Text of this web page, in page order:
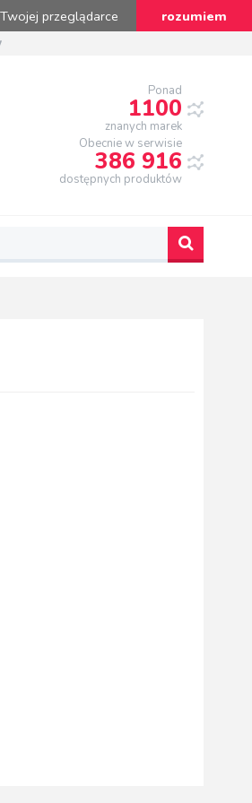
przeglądarce rozumiem
Ponad
1100
znanych marek
Obecnie w serwisie
386 916
dostępnych produktów